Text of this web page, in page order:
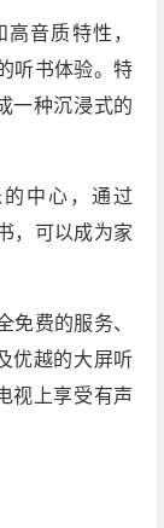
音质特性，
听书体验。特
一种沉浸式的
中心，通过
，可以成为家
免费的服务、
优越的大屏听
视上享受有声